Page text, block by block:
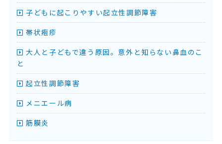
子どもに起こりやすい起立性調節障害
帯状疱疹
大人と子どもで違う原因。意外と知らない鼻血のこ
と
起立性調節障害
メニエール病
筋膜炎